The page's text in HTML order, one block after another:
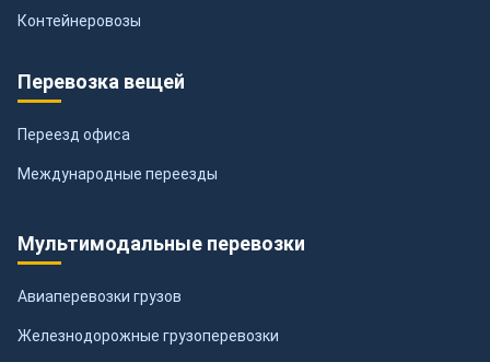
Контейнеровозы
Перевозка вещей
Переезд офиса
Международные переезды
Мультимодальные перевозки
Авиаперевозки грузов
Железнодорожные грузоперевозки